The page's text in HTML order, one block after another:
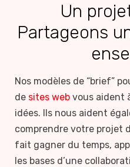
Un
Partageons
Nos modèles de “brief”
de sites web vous aident
idées. Ils nous aident
comprendre votre projet
fait gagner du temps,
les bases d’une